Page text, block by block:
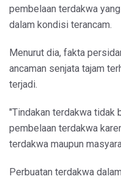
pembelaan terdakwa
dalam kondisi terancam.
Menurut dia, fakta
ancaman senjata tajam
terjadi.
"Tindakan terdakwa tidak
pembelaan terdakwa
terdakwa maupun
Perbuatan terdakwa